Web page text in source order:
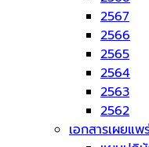
2567
2566
2565
2564
2563
2562
เอกสารเผยแพ